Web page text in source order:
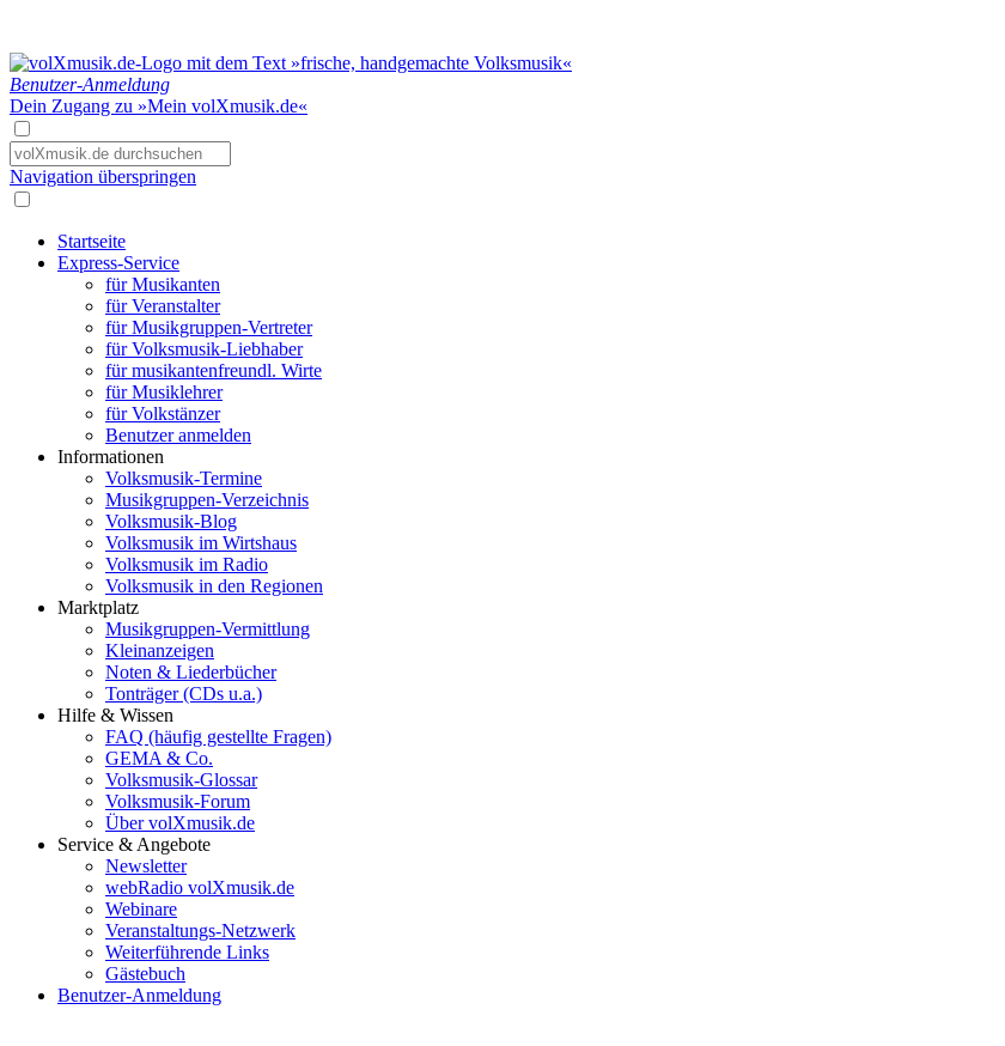
Benutzer-Anmeldung
Dein Zugang zu »Mein volXmusik.de«
Navigation überspringen
Startseite
Express-Service
für Musikanten
für Veranstalter
für Musikgruppen-Vertreter
für Volksmusik-Liebhaber
für musikantenfreundl. Wirte
für Musiklehrer
für Volkstänzer
Benutzer anmelden
Informationen
Volksmusik-Termine
Musikgruppen-Verzeichnis
Volksmusik-Blog
Volksmusik im Wirtshaus
Volksmusik im Radio
Volksmusik in den Regionen
Marktplatz
Musikgruppen-Vermittlung
Kleinanzeigen
Noten & Liederbücher
Tonträger (CDs u.a.)
Hilfe & Wissen
FAQ (häufig gestellte Fragen)
GEMA & Co.
Volksmusik-Glossar
Volksmusik-Forum
Über volXmusik.de
Service & Angebote
Newsletter
webRadio volXmusik.de
Webinare
Veranstaltungs-Netzwerk
Weiterführende Links
Gästebuch
Benutzer-Anmeldung